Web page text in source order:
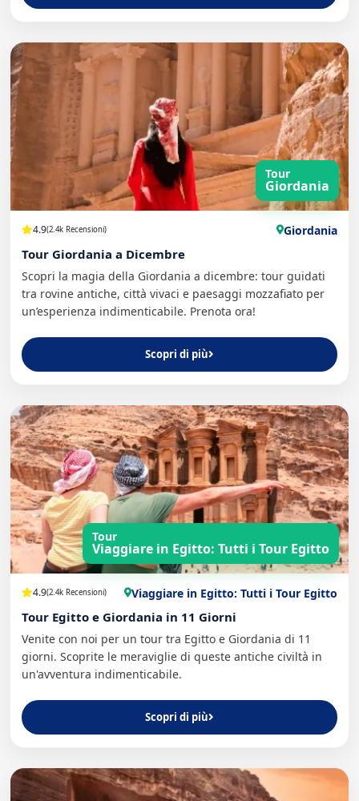
Tour
Giordania
4.9(2.4k Recensioni) Giordania
Tour Giordania a Dicembre
Scopri la magia della Giordania a dicembre: tour guidati
tra rovine antiche, città vivaci e paesaggi mozzafiato per
un’esperienza indimenticabile. Prenota ora!
Scopri di più
Tour
Viaggiare in Egitto: Tutti i Tour Egitto
4.9(2.4k Recensioni) Viaggiare in Egitto: Tutti i Tour Egitto
Tour Egitto e Giordania in 11 Giorni
Venite con noi per un tour tra Egitto e Giordania di 11
giorni. Scoprite le meraviglie di queste antiche civiltà in
un'avventura indimenticabile.
Scopri di più